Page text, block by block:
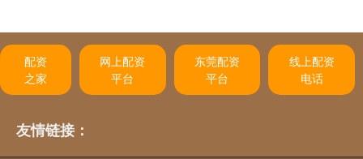
配资
之家
网上配资
平台
东莞配资
平台
线上配资
电话
友情链接：